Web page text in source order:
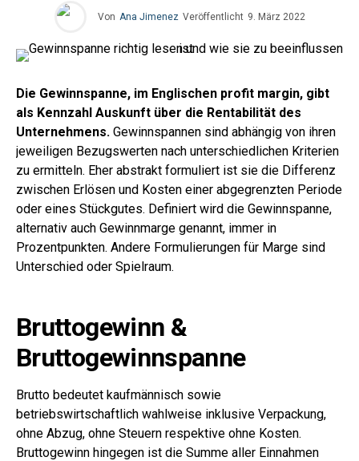
Von Ana Jimenez Veröffentlicht 9. März 2022
Die Gewinnspanne, im Englischen profit margin, gibt
als Kennzahl Auskunft über die Rentabilität des
Unternehmens. Gewinnspannen sind abhängig von ihren
jeweiligen Bezugswerten nach unterschiedlichen Kriterien
zu ermitteln. Eher abstrakt formuliert ist sie die Differenz
zwischen Erlösen und Kosten einer abgegrenzten Periode
oder eines Stückgutes. Definiert wird die Gewinnspanne,
alternativ auch Gewinnmarge genannt, immer in
Prozentpunkten. Andere Formulierungen für Marge sind
Unterschied oder Spielraum.
Bruttogewinn &
Bruttogewinnspanne
Brutto bedeutet kaufmännisch sowie
betriebswirtschaftlich wahlweise inklusive Verpackung,
ohne Abzug, ohne Steuern respektive ohne Kosten.
Bruttogewinn hingegen ist die Summe aller Einnahmen